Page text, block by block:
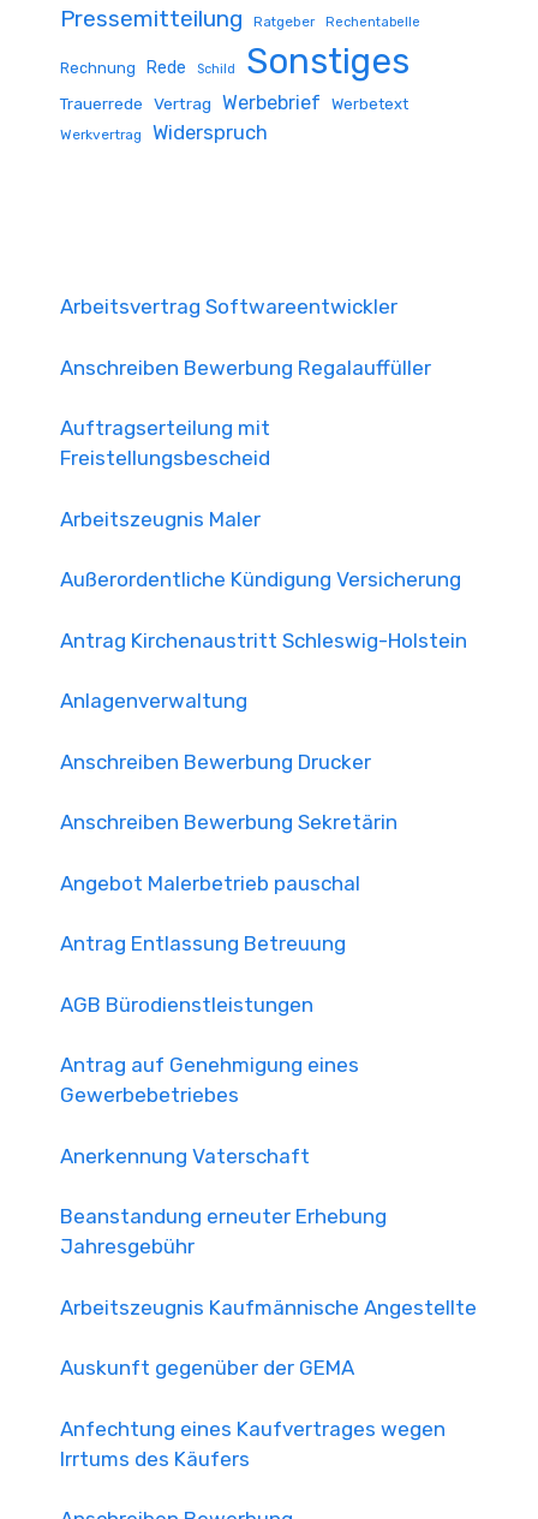
Pressemitteilung Ratgeber Rechentabelle
Rechnung Rede Schild Sonstiges
Trauerrede Vertrag Werbebrief Werbetext
Werkvertrag Widerspruch
Arbeitsvertrag Softwareentwickler
Anschreiben Bewerbung Regalauffüller
Auftragserteilung mit
Freistellungsbescheid
Arbeitszeugnis Maler
Außerordentliche Kündigung Versicherung
Antrag Kirchenaustritt Schleswig-Holstein
Anlagenverwaltung
Anschreiben Bewerbung Drucker
Anschreiben Bewerbung Sekretärin
Angebot Malerbetrieb pauschal
Antrag Entlassung Betreuung
AGB Bürodienstleistungen
Antrag auf Genehmigung eines
Gewerbebetriebes
Anerkennung Vaterschaft
Beanstandung erneuter Erhebung
Jahresgebühr
Arbeitszeugnis Kaufmännische Angestellte
Auskunft gegenüber der GEMA
Anfechtung eines Kaufvertrages wegen
Irrtums des Käufers